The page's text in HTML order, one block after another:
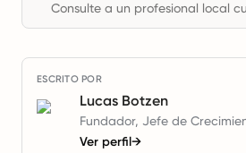
Consulte a un profesional local
ESCRITO POR
Lucas Botzen
Fundador, Jefe de
Ver perfil→